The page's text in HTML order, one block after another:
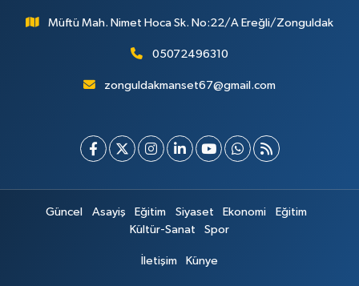
Müftü Mah. Nimet Hoca Sk. No:22/A Ereğli/Zonguldak
05072496310
zonguldakmanset67@gmail.com
Güncel Asayiş Eğitim Siyaset Ekonomi
Eğitim
Kültür-Sanat
Spor
İletişim Künye